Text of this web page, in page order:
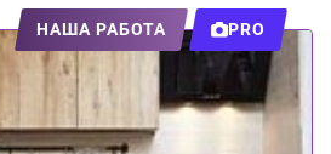
НАША РАБОТА PRO